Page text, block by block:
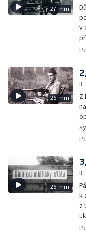
27 min
v
z
26 min
Z
26 min
k
a